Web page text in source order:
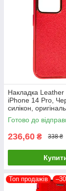
Накладка Leather
iPhone 14 Pro,
силікон,
Готово до
236,60 ₴ 338 ₴
Топ продажів